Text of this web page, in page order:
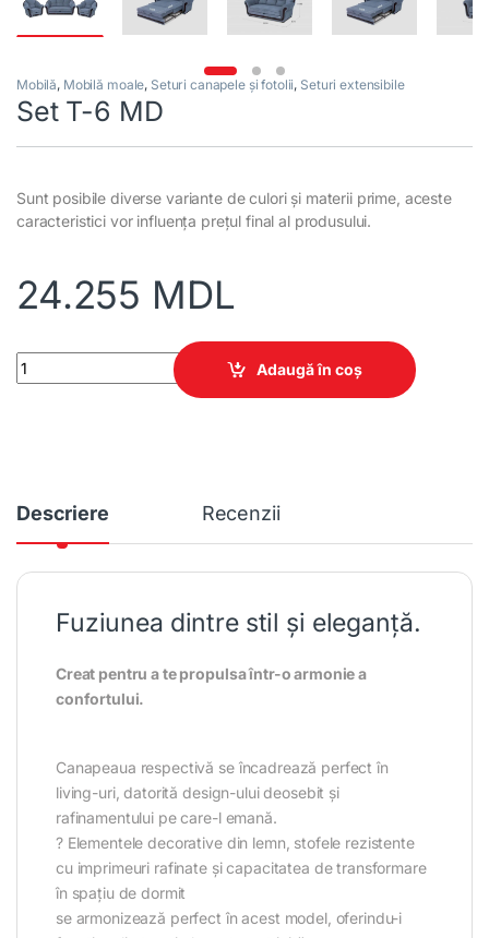
Mobilă, Mobilă moale, Seturi canapele și fotolii, Seturi extensibile
Set T-6 MD
Sunt posibile diverse variante de culori și materii prime, aceste
caracteristici vor influența prețul final al produsului.
24.255 MDL
Set T-6 MD quantity
Adaugă în coș
Descriere Recenzii
Fuziunea dintre stil și eleganță.
Creat pentru a te propulsa într-o armonie a
confortului.
Canapeaua respectivă se încadrează perfect în
living-uri, datorită design-ului deosebit și
rafinamentului pe care-l emană.
? Elementele decorative din lemn, stofele rezistente
cu imprimeuri rafinate și capacitatea de transformare
în spațiu de dormit
se armonizează perfect în acest model, oferindu-i